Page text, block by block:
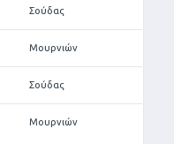
Σούδας
Μουρνιών
Σούδας
Μουρνιών